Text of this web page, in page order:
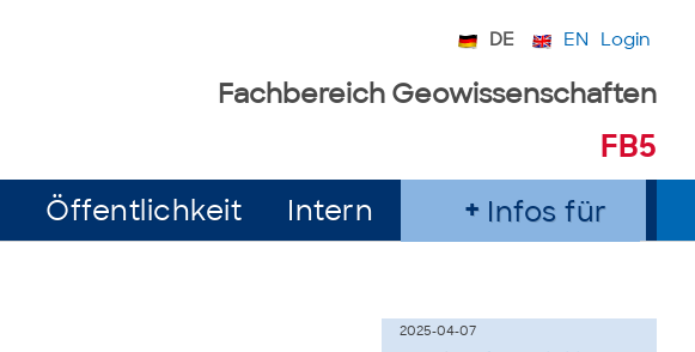
DE EN Login
Fachbereich Geowissenschaften
FB5
Öffentlichkeit Intern Infos für
2025-04-07